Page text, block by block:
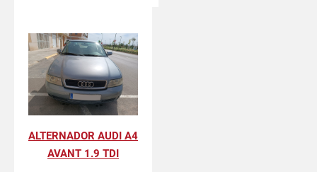
ALTERNADOR AUDI A4
AVANT 1.9 TDI